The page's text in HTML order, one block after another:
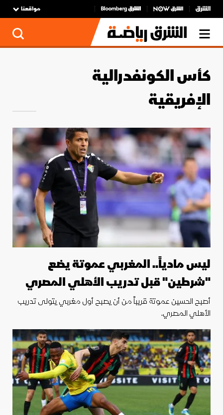
مواقعنا
كأس الكونفدرالية
الإفريقية
ليس مادياً.. المغربي عموتة يضع
"شرطين" قبل تدريب الأهلي المصري
أصبح الحسين عموتة قريباً من أن يصبح أول مغربي يتولى تدريب
الأهلي المصري.